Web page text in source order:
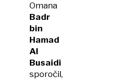
Omana
Badr
bin
Hamad
Al
Busaidi
sporočil,